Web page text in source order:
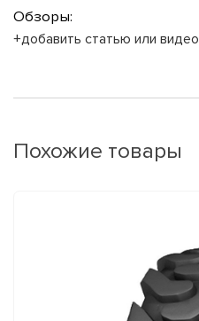
Обзоры:
+добавить статью или видео
Похожие товары